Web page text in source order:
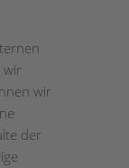
wir
wir
der